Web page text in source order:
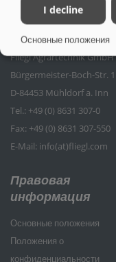
Fliegl Agrartechnik GmbH
Bürgermeister-Boch-Str. 1
D-84453 Mühldorf a. Inn
Tel.: +49 (0) 8631 307-0
Fax: +49 (0) 8631 307-550
E-Mail: info(at)fliegl.com
Правовая
информация
Основные положения
Положения о
конфиденциальности
I decline
Основные положения